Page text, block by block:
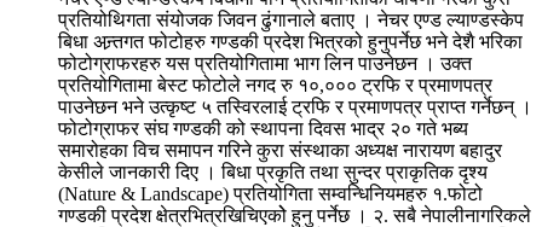
प्रतियोथिगता संयोजक जिवन ढुंगानाले बताए । नेचर एण्ड ल्याण्डस्केप
बिधा अन्र्तगत फोटोहरु गण्डकी प्रदेश भित्रको हुनुपर्नेछ भने देशै भरिका
फोटोग्राफरहरु यस प्रतियोगितामा भाग लिन पाउनेछन । उक्त
प्रतियोगितामा बेस्ट फोटोले नगद रु १०,००० ट्रफि र प्रमाणपत्र
पाउनेछन भने उत्कृष्ट ५ तस्विरलाई ट्रफि र प्रमाणपत्र प्राप्त गर्नेछन् ।
फोटोग्राफर संघ गण्डकी को स्थापना दिवस भाद्र २० गते भब्य
समारोहका विच समापन गरिने कुरा संस्थाका अध्यक्ष नारायण बहादुर
केसीले जानकारी दिए । बिधा प्रकृति तथा सुन्दर प्राकृतिक दृश्य
(Nature & Landscape) प्रतियोगिता सम्वन्धिनियमहरु १.फोटो
गण्डकी प्रदेश क्षेत्रभित्रखिचिएकोे हुनु पर्नेछ । २. सबै नेपालीनागरिकले